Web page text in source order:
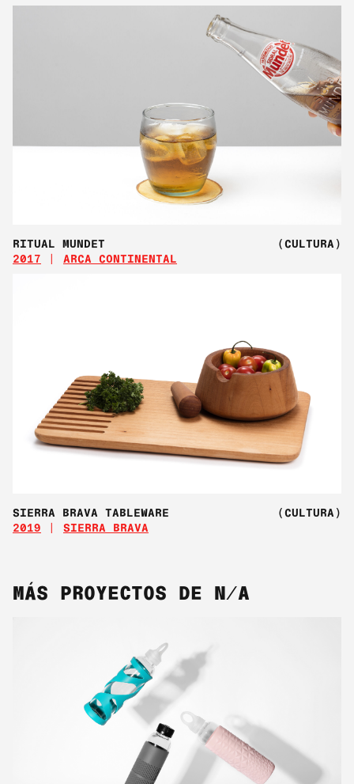
RITUAL MUNDET
(CULTURA)
2017
ARCA CONTINENTAL
SIERRA BRAVA TABLEWARE
(CULTURA)
2019
SIERRA BRAVA
MÁS PROYECTOS DE N/A